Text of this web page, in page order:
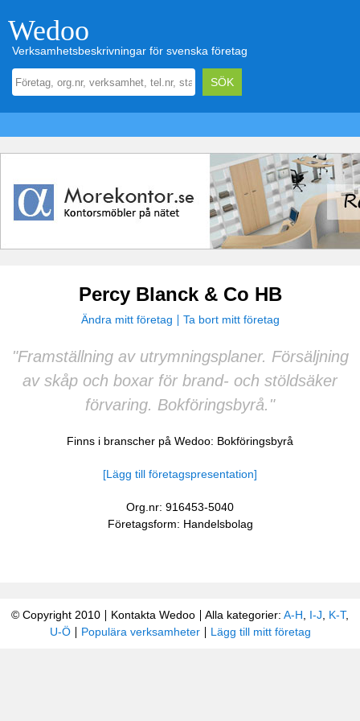
Wedoo
Verksamhetsbeskrivningar för svenska företag
Percy Blanck & Co HB
Ändra mitt företag Ta bort mitt företag
"Framställning av utrymningsplaner. Försäljning
av skåp och boxar för brand- och stöldsäker
förvaring. Bokföringsbyrå."
Finns i branscher på Wedoo: Bokföringsbyrå
[Lägg till företagspresentation]
Org.nr: 916453-5040
Företagsform: Handelsbolag
© Copyright 2010 Kontakta Wedoo Alla kategorier: A-H I-J K-T,
U-Ö
Populära verksamheter Lägg till mitt företag